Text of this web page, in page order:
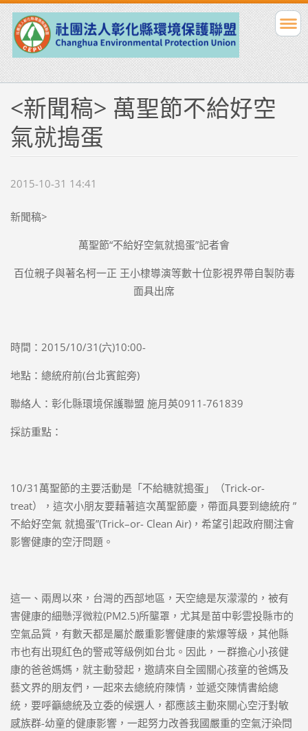
<新聞稿> 萬聖節不給好空
氣就搗蛋
2015-10-31 14:41
新聞稿>
萬聖節“不給好空氣就搗蛋”記者會
百位親子與著名柯一正 王小棣導演等數十位影視界帶自製防毒
面具出席
時間：2015/10/31(六)10:00-
地點：總統府前(台北賓館旁)
聯絡人：彰化縣環境保護聯盟 施月英0911-761839
採訪重點：
10/31萬聖節的主要活動是「不給糖就搗蛋」（Trick-or-
treat），這次小朋友要藉著這次萬聖節慶，帶面具要到總統府 ”
不給好空氣 就搗蛋”(Trick–or- Clean Air)，希望引起政府關注會
影響健康的空汙問題。
這一、兩周以來，台灣的西部地區，天空總是灰濛濛的，被有
害健康的細懸浮微粒(PM2.5)所壟罩，尤其是苗中彰雲投縣市的
空氣品質，有數天都是屬於嚴重影響健康的紫爆等級，其他縣
市也有出現紅色的警戒等級例如台北。因此，ㄧ群擔心小孩健
康的爸爸媽媽，就主動發起，邀請來自全國關心孩童的爸媽及
藝文界的朋友們，一起來去總統府陳情，並遞交陳情書給總
統，要呼籲總統及立委的候選人，都應該主動來關心空汙對敏
感族群-幼童的健康影響，一起努力改善我國嚴重的空氣汙染問